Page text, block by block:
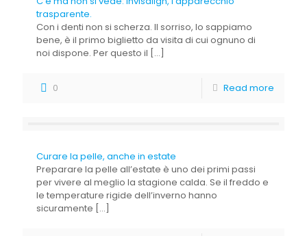
trasparente.
Con i denti non si scherza. Il sorriso, lo sappiamo
bene, è il primo biglietto da visita di cui ognuno di
noi dispone. Per questo il […]
0 Read more
Curare la pelle, anche in estate
Preparare la pelle all’estate è uno dei primi passi
per vivere al meglio la stagione calda. Se il freddo e
le temperature rigide dell’inverno hanno
sicuramente […]